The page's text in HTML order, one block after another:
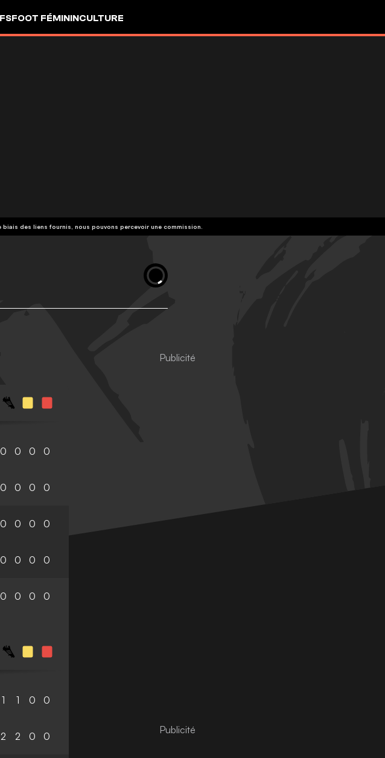
FOOT FÉMININCULTURE
des liens fournis, nous pouvons percevoir une commission.
0 0 0 0
0 0 0 0
0 0 0 0
0 0 0 0
0 0 0 0
1 1 0 0
2 2 0 0